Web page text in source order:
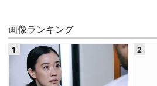
画像ランキング